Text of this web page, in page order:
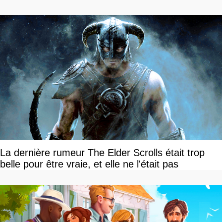
La dernière rumeur The Elder Scrolls était trop
belle pour être vraie, et elle ne l'était pas